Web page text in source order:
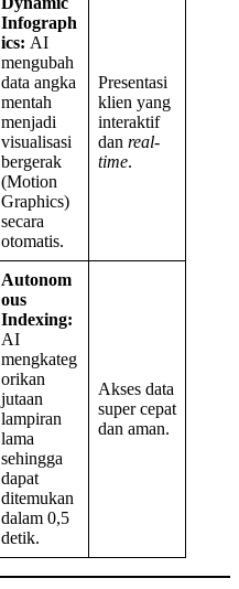
Infograph
ics: AI
mengubah
data angka
mentah
menjadi
visualisasi
bergerak
(Motion
Graphics)
secara
otomatis.
Presentasi
klien yang
interaktif
dan real-
time.
Autonom
ous
Indexing:
AI
mengkateg
orikan
jutaan
lampiran
lama
sehingga
dapat
ditemukan
dalam 0,5
detik.
Akses data
super cepat
dan aman.